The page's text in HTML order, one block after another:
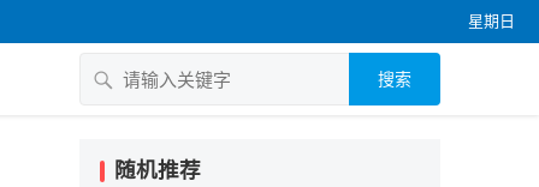
星期日
搜索
随机推荐